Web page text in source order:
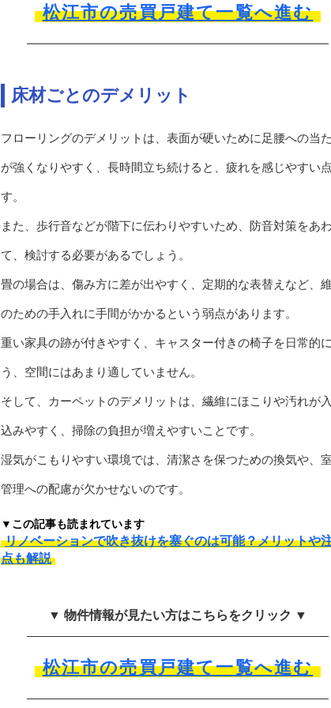
松江市の売買戸建て一覧へ進む
床材ごとのデメリット
フローリングのデメリットは、表面が硬いために足腰への当
が強くなりやすく、長時間立ち続けると、疲れを感じやすい
す。
また、歩行音などが階下に伝わりやすいため、防音対策をあ
て、検討する必要があるでしょう。
畳の場合は、傷み方に差が出やすく、定期的な表替えなど、
のための手入れに手間がかかるという弱点があります。
重い家具の跡が付きやすく、キャスター付きの椅子を日常的
う、空間にはあまり適していません。
そして、カーペットのデメリットは、繊維にほこりや汚れが
込みやすく、掃除の負担が増えやすいことです。
湿気がこもりやすい環境では、清潔さを保つための換気や、
管理への配慮が欠かせないのです。
▼この記事も読まれています
リノベーションで吹き抜けを塞ぐのは可能？メリットや
点も解説
▼ 物件情報が見たい方はこちらをクリック ▼
松江市の売買戸建て一覧へ進む